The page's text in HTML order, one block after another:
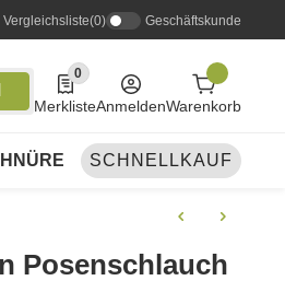
Vergleichsliste(0) Geschäftskunde
0
0 Produkte in der Liste
MerklisteAnmeldenWarenkorb
ANGELSETS
SCHNELLKAUF
Posenschlauch